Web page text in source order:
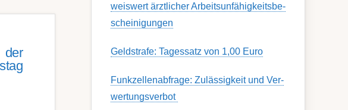
weis­wert ärzt­lich­er Ar­beits­un­fähig­keits­be­
schein­igung­en
Geldstrafe: Tagessatz von 1,00 Euro
Funk­zell­en­ab­fra­ge: Zu­lässig­keit und Ver­
wert­ungs­ver­bot